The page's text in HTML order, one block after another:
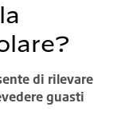
di rilevare
guasti